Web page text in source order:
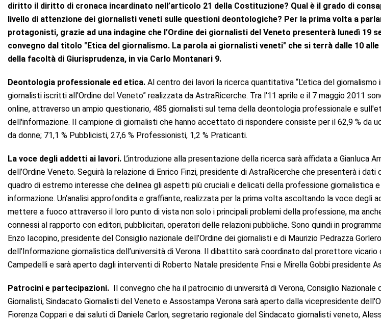
diritto il diritto di cronaca incardinato nell’articolo 21 della Costituzione? Qual è il grado di
livello di attenzione dei giornalisti veneti sulle questioni deontologiche? Per la prima volta a
protagonisti, grazie ad una indagine che l’Ordine dei giornalisti del Veneto presenterà lunedì 19
convegno dal titolo "Etica del giornalismo. La parola ai giornalisti veneti" che si terrà dalle 10 alle
della facoltà di Giurisprudenza, in via Carlo Montanari 9.
Deontologia professionale ed etica. Al centro dei lavori la ricerca quantitativa “L'etica del giornalismo
giornalisti iscritti all'Ordine del Veneto” realizzata da AstraRicerche. Tra l'11 aprile e il 7 maggio 2011
online, attraverso un ampio questionario, 485 giornalisti sul tema della deontologia professionale e
dell'informazione. Il campione di giornalisti che hanno accettato di rispondere consiste per il 62,9 % da
da donne; 71,1 % Pubblicisti, 27,6 % Professionisti, 1,2 % Praticanti.
La voce degli addetti ai lavori. L’introduzione alla presentazione della ricerca sarà affidata a Gianluca
dell’Ordine Veneto. Seguirà la relazione di Enrico Finzi, presidente di AstraRicerche che presenterà i dati
quadro di estremo interesse che delinea gli aspetti più cruciali e delicati della professione giornalistica
informazione. Un’analisi approfondita e graffiante, realizzata per la prima volta ascoltando la voce degli
mettere a fuoco attraverso il loro punto di vista non solo i principali problemi della professione, ma
connessi al rapporto con editori, pubblicitari, operatori delle relazioni pubbliche. Sono quindi in
Enzo Iacopino, presidente del Consiglio nazionale dell’Ordine dei giornalisti e di Maurizio Pedrazza
dell’Informazione giornalistica dell’università di Verona. Il dibattito sarà coordinato dal prorettore vicario
Campedelli e sarà aperto dagli interventi di Roberto Natale presidente Fnsi e Mirella Gobbi presidente
Patrocini e partecipazioni. Il convegno che ha il patrocinio di università di Verona, Consiglio Nazionale
Giornalisti, Sindacato Giornalisti del Veneto e Assostampa Verona sarà aperto dalla vicepresidente
Fiorenza Coppari e dai saluti di Daniele Carlon, segretario regionale del Sindacato giornalisti veneto,